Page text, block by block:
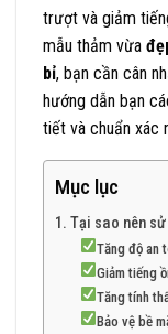
trượt và giảm
mẫu thảm vừa
bỉ, bạn cần cân
hướng dẫn bạn
tiết và chuẩn xác
Mục lục
1. Tại sao nên
Tăng độ an
Giảm tiếng
Tăng tính
Bảo vệ bề